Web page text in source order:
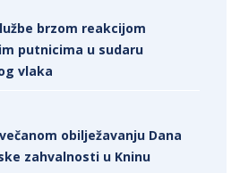
brzom reakcijom
putnicima u sudaru
vlaka
obilježavanju Dana
zahvalnosti u Kninu